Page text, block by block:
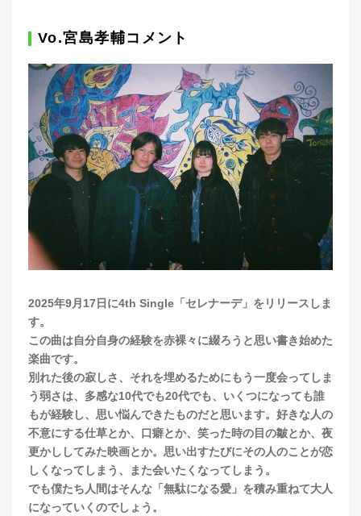
Vo.宮島孝輔コメント
2025年9月17日に4th Single「セレナーデ」をリリースしま
す。
この曲は自分自身の経験を赤裸々に綴ろうと思い書き始めた
楽曲です。
別れた後の寂しさ、それを埋めるためにもう一度会ってしま
う弱さは、多感な10代でも20代でも、いくつになっても誰
もが経験し、思い悩んできたものだと思います。好きな人の
不意にする仕草とか、口癖とか、笑った時の目の皺とか、夜
更かししてみた映画とか。思い出すたびにその人のことが恋
しくなってしまう、また会いたくなってしまう。
でも僕たち人間はそんな「無駄になる愛」を積み重ねて大人
になっていくのでしょう。